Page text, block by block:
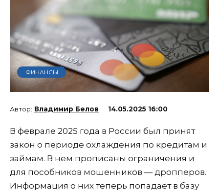
ФИНАНСЫ
Владимир Белов 14.05.2025 16:00
В феврале 2025 года в России был принят
закон о периоде охлаждения по кредитам и
займам. В нем прописаны ограничения и
для пособников мошенников — дропперов.
Информация о них теперь попадает в базу